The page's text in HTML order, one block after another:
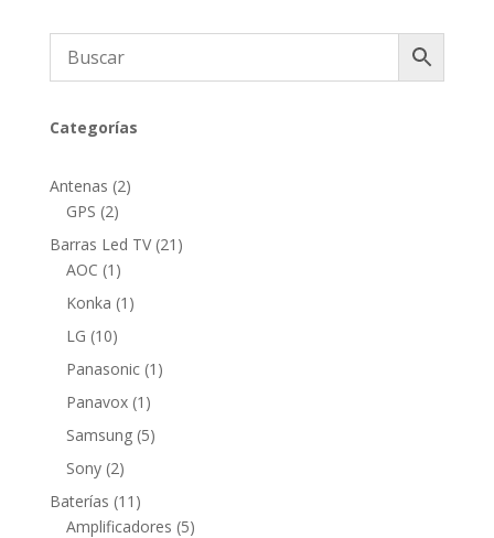
Categorías
Antenas 22
GPS 22
productos
Barras Led TV 21 21
AOC 1 1
producto
Konka 1 1
LG 1010
productos
Panasonic 1 1
Panavox 1 1
producto
Samsung 55
Sony 22
productos
Baterías 11 11
productos
Amplificadores 55